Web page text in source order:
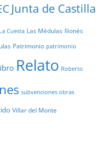
Junta de Castilla
La Cuesta Las Médulas llionés
Patrimonio patrimonio
Relato Roberto
subvenciones obras
Villar del Monte